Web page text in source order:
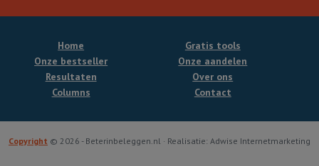
Home
Onze bestseller
Gratis tools
Onze aandelen
Resultaten
Columns
Over ons
Contact
Copyright © 2026 - Beterinbeleggen.nl · Realisatie: Adwise Internetmarketing